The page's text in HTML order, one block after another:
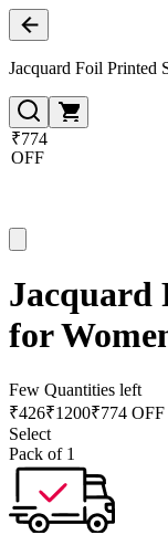
Jacquard Foil Printed
₹774
OFF
Jacquard
for
Few Quantities left
₹426₹1200₹774 OFF
Select
Pack of 1